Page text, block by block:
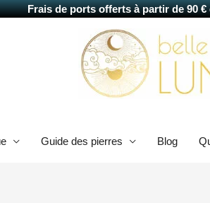
Frais de ports offerts à partir de 90 €
Guide des pierres Blog